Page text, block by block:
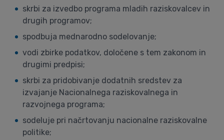
skrbi za izvedbo programa mladih raziskovalcev in
drugih programov;
spodbuja mednarodno sodelovanje;
vodi zbirke podatkov, določene s tem zakonom in
drugimi predpisi;
skrbi za pridobivanje dodatnih sredstev za
izvajanje Nacionalnega raziskovalnega in
razvojnega programa;
sodeluje pri načrtovanju nacionalne raziskovalne
politike;